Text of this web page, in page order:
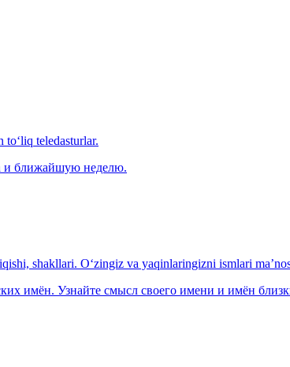
teledasturlar.
и ближайшую неделю.
shakllari. O‘zingiz va yaqinlaringizni ismlari
имён. Узнайте смысл своего имени и имён